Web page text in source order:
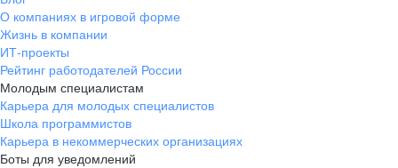
О компаниях в игровой форме
Жизнь в компании
ИТ-проекты
Рейтинг работодателей России
Молодым специалистам
Карьера для молодых специалистов
Школа программистов
Карьера в некоммерческих организациях
Боты для уведомлений